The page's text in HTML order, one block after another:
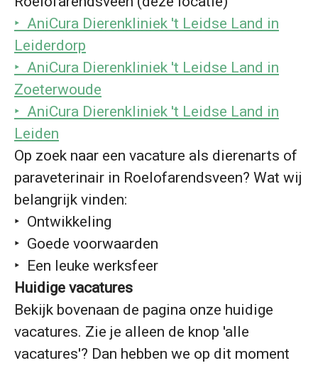
‣ AniCura Dierenkliniek 't Leidse Land in
Leiderdorp
‣ AniCura Dierenkliniek 't Leidse Land in
Zoeterwoude
‣ AniCura Dierenkliniek 't Leidse Land in
Leiden
Op zoek naar een vacature als dierenarts of
paraveterinair in Roelofarendsveen? Wat wij
belangrijk vinden:
‣ Ontwikkeling
‣ Goede voorwaarden
‣ Een leuke werksfeer
Huidige vacatures
Bekijk bovenaan de pagina onze huidige
vacatures. Zie je alleen de knop 'alle
vacatures'? Dan hebben we op dit moment